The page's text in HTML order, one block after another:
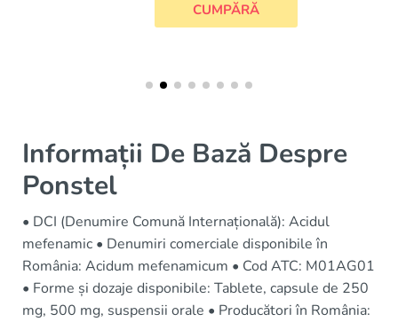
CUMPĂRĂ
Informații De Bază Despre
Ponstel
• DCI (Denumire Comună Internațională): Acidul
mefenamic • Denumiri comerciale disponibile în
România: Acidum mefenamicum • Cod ATC: M01AG01
• Forme și dozaje disponibile: Tablete, capsule de 250
mg, 500 mg, suspensii orale • Producători în România: